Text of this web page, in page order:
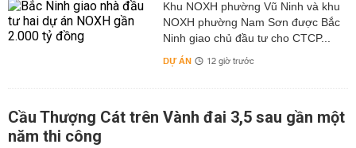
Khu NOXH phường Vũ Ninh và khu
NOXH phường Nam Sơn được Bắc
Ninh giao chủ đầu tư cho CTCP...
DỰ ÁN 12 giờ trước
Cầu Thượng Cát trên Vành đai 3,5 sau gần một
năm thi công